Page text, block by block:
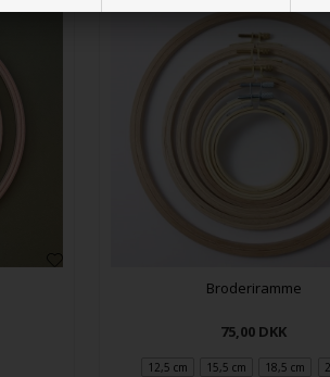
Broderiramme
75,00 DKK
12,5 cm 15,5 cm 18,5 cm